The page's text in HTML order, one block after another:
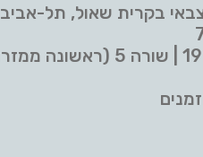
בקרית שאול, תל-אביב